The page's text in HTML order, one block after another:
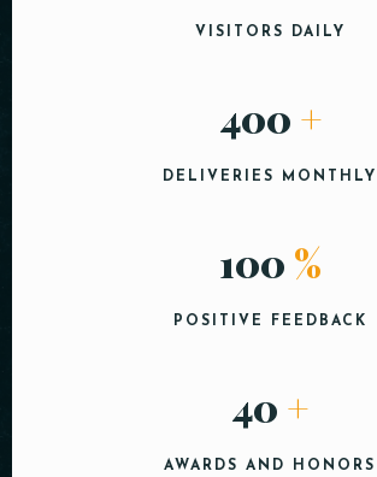
VISITORS DAILY
400 +
DELIVERIES MONTHLY
100 %
POSITIVE FEEDBACK
40 +
AWARDS AND HONORS